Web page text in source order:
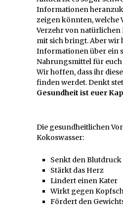
Informationen
zeigen könnten, welche
Verzehr von
mit sich bringt. Aber wir
Informationen über ein
Nahrungsmittel für euch
Wir hoffen, dass ihr
finden werdet. Denkt
Gesundheit ist euer
Die gesundheitlichen
Kokoswasser:
Senkt den Blutdruck
Stärkt das Herz
Lindert einen Kater
Wirkt gegen
Fördert den